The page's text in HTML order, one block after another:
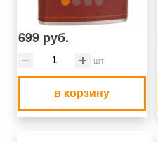
699 руб.
шт
в корзину